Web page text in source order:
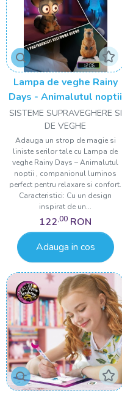
Lampa de veghe Rainy
Days - Animalutul noptii
SISTEME SUPRAVEGHERE SI
DE VEGHE
Adauga un strop de magie si
liniste serilor tale cu Lampa de
veghe Rainy Days – Animalutul
noptii , companionul luminos
perfect pentru relaxare si confort.
Caracteristici: Cu un design
inspirat de un...
122,00 RON
Adauga in cos